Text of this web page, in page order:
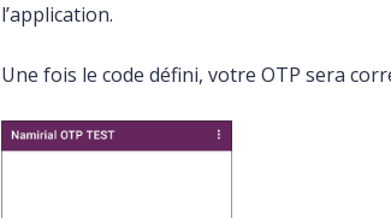
l’application.
Une fois le code défini, votre OTP sera